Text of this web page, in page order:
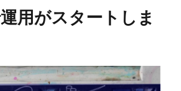
用がスタートしま